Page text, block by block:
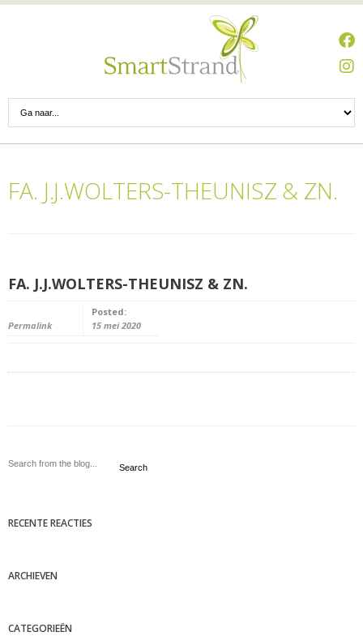
FA. J.J.WOLTERS-THEUNISZ & ZN.
FA. J.J.WOLTERS-THEUNISZ & ZN.
Permalink
Posted:
15 mei 2020
Search
RECENTE REACTIES
ARCHIEVEN
CATEGORIEËN